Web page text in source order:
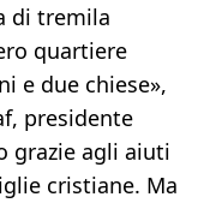
di tremila
quartiere
e due chiese»,
presidente
grazie agli aiuti
cristiane. Ma